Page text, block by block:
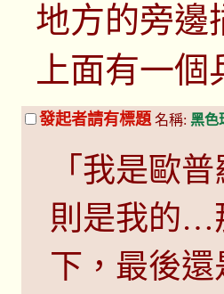
地方的旁邊
上面有一
發起者請有標題 名稱: 黑色
「我是歐
則是我的…
下，最後